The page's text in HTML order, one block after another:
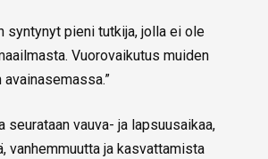
syntynyt pieni tutkija, jolla ei ole
Vuorovaikutus muiden
seurataan vauva- ja lapsuusaikaa,
vanhemmuutta ja kasvattamista